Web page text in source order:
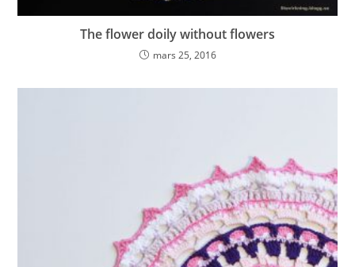
The flower doily without flowers
mars 25, 2016